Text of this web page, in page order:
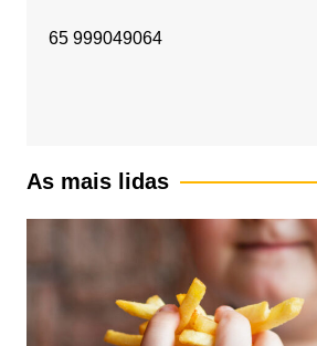
65 999049064
As mais lidas